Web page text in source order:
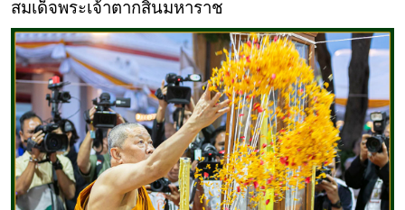
สมเด็จพระเจ้าตากสินมหาราช